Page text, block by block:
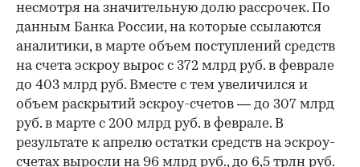
несмотря на значительную долю рассрочек. По
данным Банка России, на которые ссылаются
аналитики, в марте объем поступлений средств
на счета эскроу вырос с 372 млрд руб. в феврале
до 403 млрд руб. Вместе с тем увеличился и
объем раскрытий эскроу-счетов — до 307 млрд
руб. в марте с 200 млрд руб. в феврале. В
результате к апрелю остатки средств на эскроу-
счетах выросли на 96 млрд руб., до 6,5 трлн руб.